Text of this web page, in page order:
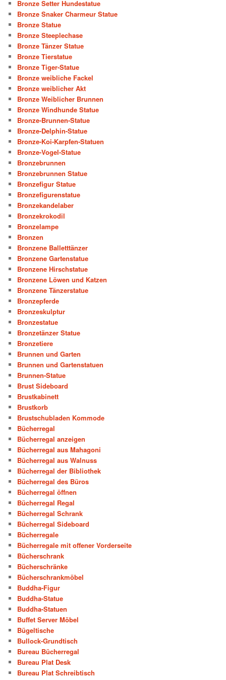
Bronze Setter Hundestatue
Bronze Snaker Charmeur Statue
Bronze Statue
Bronze Steeplechase
Bronze Tänzer Statue
Bronze Tierstatue
Bronze Tiger-Statue
Bronze weibliche Fackel
Bronze weiblicher Akt
Bronze Weiblicher Brunnen
Bronze Windhunde Statue
Bronze-Brunnen-Statue
Bronze-Delphin-Statue
Bronze-Koi-Karpfen-Statuen
Bronze-Vogel-Statue
Bronzebrunnen
Bronzebrunnen Statue
Bronzefigur Statue
Bronzefigurenstatue
Bronzekandelaber
Bronzekrokodil
Bronzelampe
Bronzen
Bronzene Balletttänzer
Bronzene Gartenstatue
Bronzene Hirschstatue
Bronzene Löwen und Katzen
Bronzene Tänzerstatue
Bronzepferde
Bronzeskulptur
Bronzestatue
Bronzetänzer Statue
Bronzetiere
Brunnen und Garten
Brunnen und Gartenstatuen
Brunnen-Statue
Brust Sideboard
Brustkabinett
Brustkorb
Brustschubladen Kommode
Bücherregal
Bücherregal anzeigen
Bücherregal aus Mahagoni
Bücherregal aus Walnuss
Bücherregal der Bibliothek
Bücherregal des Büros
Bücherregal öffnen
Bücherregal Regal
Bücherregal Schrank
Bücherregal Sideboard
Bücherregale
Bücherregale mit offener Vorderseite
Bücherschrank
Bücherschränke
Bücherschrankmöbel
Buddha-Figur
Buddha-Statue
Buddha-Statuen
Buffet Server Möbel
Bügeltische
Bullock-Grundtisch
Bureau Bücherregal
Bureau Plat Desk
Bureau Plat Schreibtisch